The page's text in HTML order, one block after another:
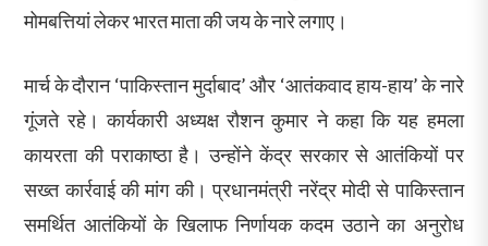
मोमबत्तियां लेकर भारत माता की जय के नारे लगाए।
मार्च के दौरान ‘पाकिस्तान मुर्दाबाद’ और ‘आतंकवाद हाय-हाय’ के नारे
गूंजते रहे। कार्यकारी अध्यक्ष रौशन कुमार ने कहा कि यह हमला
कायरता की पराकाष्ठा है। उन्होंने केंद्र सरकार से आतंकियों पर
सख्त कार्रवाई की मांग की। प्रधानमंत्री नरेंद्र मोदी से पाकिस्तान
समर्थित आतंकियों के खिलाफ निर्णायक कदम उठाने का अनुरोध